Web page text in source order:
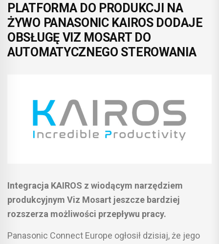
PLATFORMA DO PRODUKCJI NA
ŻYWO PANASONIC KAIROS DODAJE
OBSŁUGĘ VIZ MOSART DO
AUTOMATYCZNEGO STEROWANIA
Integracja KAIROS z wiodącym narzędziem
produkcyjnym Viz Mosart jeszcze bardziej
rozszerza możliwości przepływu pracy.
Panasonic Connect Europe ogłosił dzisiaj, że jego